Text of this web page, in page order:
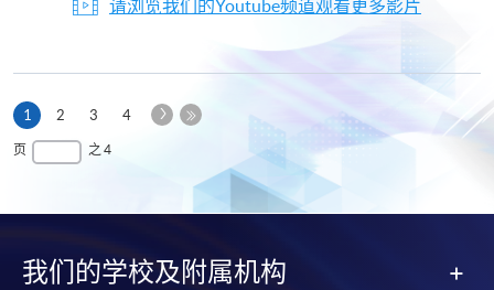
请浏览我们的Youtube频道观看更多影片
1 本
页
2 3 4
下
一
页 之 4
我们的学校及附属机构